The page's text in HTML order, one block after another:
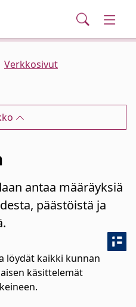
Haku
nuoret
Verkkosivut
antaa määräyksiä
päästöistä ja
löydät kaikki kunnan
käsittelemät